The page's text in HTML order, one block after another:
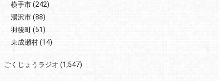
横手市(242)
湯沢市(88)
羽後町(51)
東成瀬村(14)
ごくじょうラジオ (1,547)